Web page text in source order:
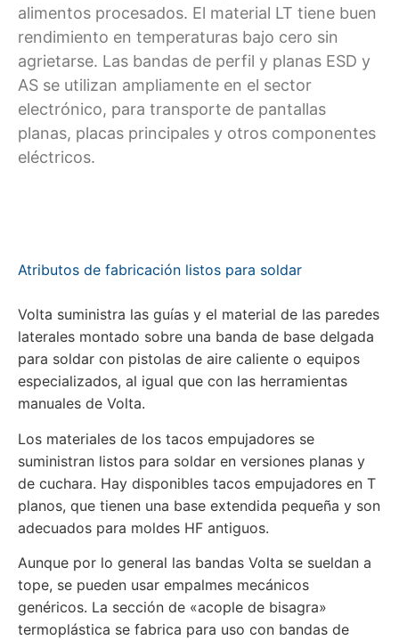
alimentos procesados. El material LT tiene buen
rendimiento en temperaturas bajo cero sin
agrietarse. Las bandas de perfil y planas ESD y
AS se utilizan ampliamente en el sector
electrónico, para transporte de pantallas
planas, placas principales y otros componentes
eléctricos.
Atributos de fabricación listos para soldar
Volta suministra las guías y el material de las paredes
laterales montado sobre una banda de base delgada
para soldar con pistolas de aire caliente o equipos
especializados, al igual que con las herramientas
manuales de Volta.
Los materiales de los tacos empujadores se
suministran listos para soldar en versiones planas y
de cuchara. Hay disponibles tacos empujadores en T
planos, que tienen una base extendida pequeña y son
adecuados para moldes HF antiguos.
Aunque por lo general las bandas Volta se sueldan a
tope, se pueden usar empalmes mecánicos
genéricos. La sección de «acople de bisagra»
termoplástica se fabrica para uso con bandas de